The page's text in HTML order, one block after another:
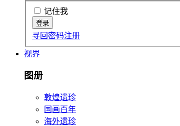
记住我
寻回密码注册
视界
图册
敦煌遗珍
国画百年
海外遗珍